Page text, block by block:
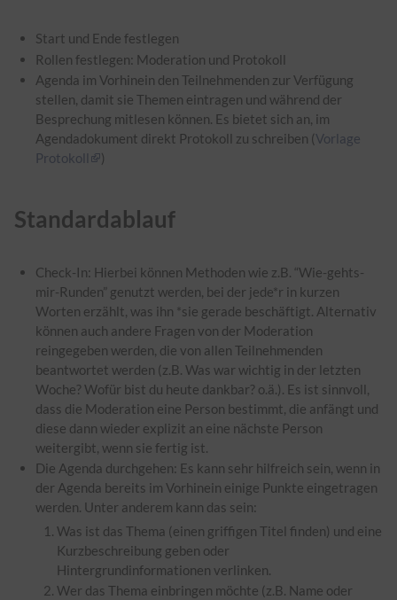
Start und Ende festlegen
Rollen festlegen: Moderation und Protokoll
Agenda im Vorhinein den Teilnehmenden zur Verfügung
stellen, damit sie Themen eintragen und während der
Besprechung mitlesen können. Es bietet sich an, im
Agendadokument direkt Protokoll zu schreiben (Vorlage
Protokoll
)
Standardablauf
Check-In: Hierbei können Methoden wie z.B. “Wie-gehts-
mir-Runden” genutzt werden, bei der jede*r in kurzen
Worten erzählt, was ihn *sie gerade beschäftigt. Alternativ
können auch andere Fragen von der Moderation
reingegeben werden, die von allen Teilnehmenden
beantwortet werden (z.B. Was war wichtig in der letzten
Woche? Wofür bist du heute dankbar? o.ä.). Es ist sinnvoll,
dass die Moderation eine Person bestimmt, die anfängt und
diese dann wieder explizit an eine nächste Person
weitergibt, wenn sie fertig ist.
Die Agenda durchgehen: Es kann sehr hilfreich sein, wenn in
der Agenda bereits im Vorhinein einige Punkte eingetragen
werden. Unter anderem kann das sein:
Was ist das Thema (einen griffigen Titel finden) und eine
Kurzbeschreibung geben oder
Hintergrundinformationen verlinken.
Wer das Thema einbringen möchte (z.B. Name oder